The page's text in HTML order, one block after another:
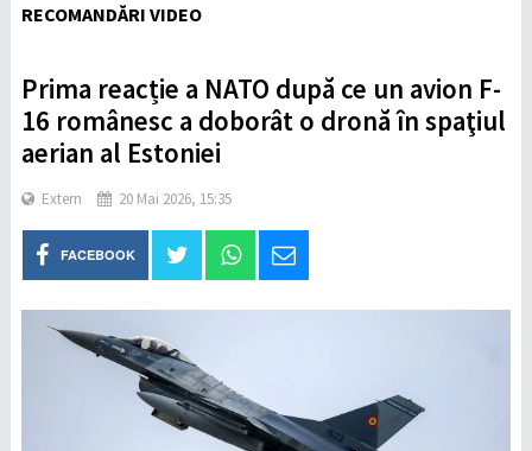
RECOMANDĂRI VIDEO
Prima reacție a NATO după ce un avion F-
16 românesc a doborât o dronă în spaţiul
aerian al Estoniei
Extern 20 Mai 2026, 15:35
FACEBOOK